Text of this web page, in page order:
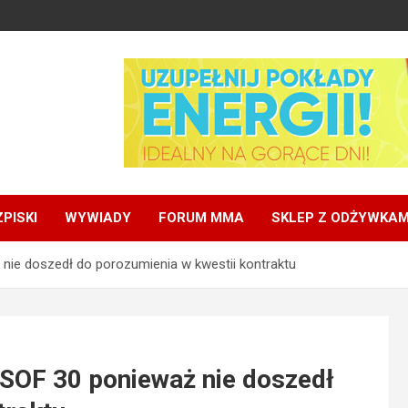
WYWIADY FORUM MMA SKLEP Z
doszedł do porozumienia w kwestii kontraktu
30 ponieważ nie doszedł